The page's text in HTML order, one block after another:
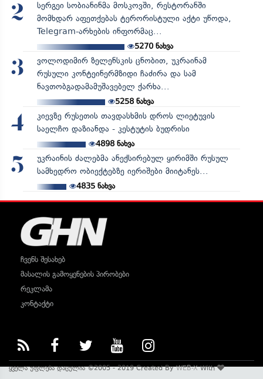
2
სერგეი სობიანინმა მოსკოვში, რესტორანში
მომხდარ აფეთქებას ტერორისტული აქტი უწოდა,
Telegram-არხების ინფორმაც...
5270ნახვა
3
ვოლოდიმირ ზელენსკის ცნობით, უკრაინამ
რუსული კონტეინერმზიდი ჩაძირა და სამ
ნავთობგადამამუშავებელ ქარხა...
5258ნახვა
4
კიევზე რუსეთის თავდასხმის დროს ლიეტუვის
საელჩო დაზიანდა - კესტუტის ბუდრისი
4898ნახვა
5
უკრაინის ძალებმა ანექსირებულ ყირიმში რუსულ
სამხედრო ობიექტებზე იერიშები მიიტანეს...
4835ნახვა
ჩვენს შესახებ
მასალის გამოყენების პირობები
რეკლამა
კონტაქტი
ყველა უფლება დაცულია ©2005 - 2019 Created ByWEB-XWith